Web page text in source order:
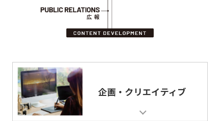
企画・クリエイティブ